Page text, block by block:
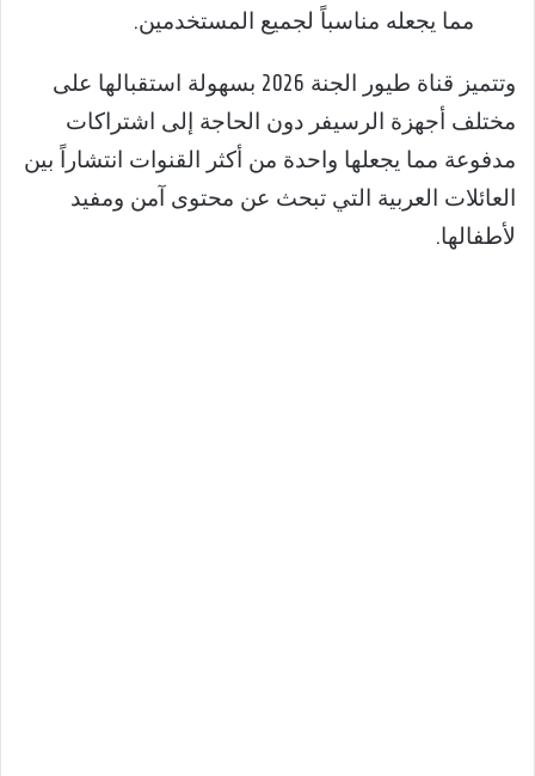
مما يجعله مناسباً لجميع المستخدمين.
وتتميز قناة طيور الجنة 2026 بسهولة استقبالها على
مختلف أجهزة الرسيفر دون الحاجة إلى اشتراكات
مدفوعة مما يجعلها واحدة من أكثر القنوات انتشاراً بين
العائلات العربية التي تبحث عن محتوى آمن ومفيد
لأطفالها.